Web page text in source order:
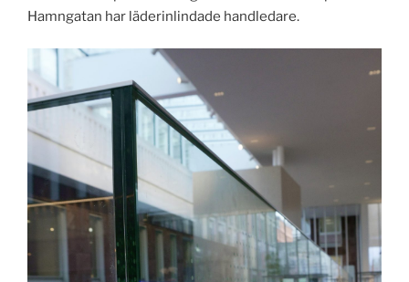
Hamngatan har läderinlindade handledare.